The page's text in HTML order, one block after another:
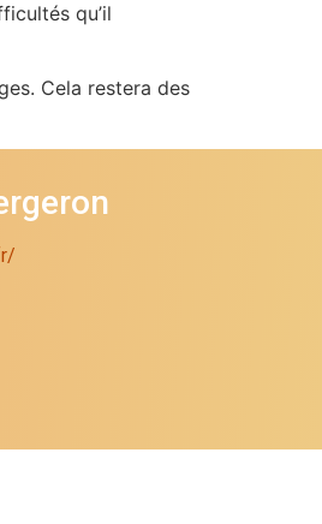
qu’il
Cela restera des